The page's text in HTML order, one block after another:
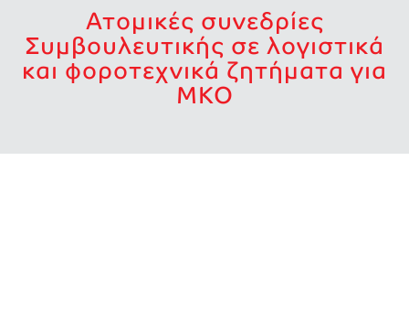
Ατομικές συνεδρίες
Συμβουλευτικής σε λογιστικά
και φοροτεχνικά ζητήματα για
ΜΚΟ